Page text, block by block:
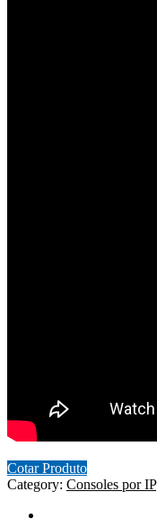
Cotar Produto
Category: Consoles por IP